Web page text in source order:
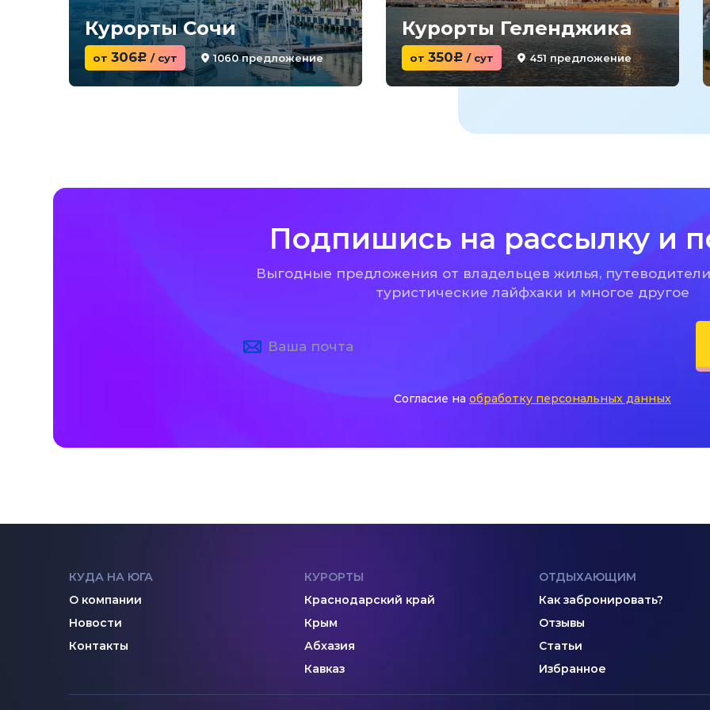
Курорты Сочи
от 306c / сут 1060 предложение
Курорты Геленджика
от 350c / сут 451 предложение
Подпишись на рассылку и
Выгодные предложения от владельцев жилья,
туристические лайфхаки и многое другое
Согласие на обработку персональных данных
КУДА НА ЮГА
О компании
Новости
Контакты
КУРОРТЫ
Краснодарский край
Крым
Абхазия
Кавказ
ОТДЫХАЮЩИМ
Как забронировать?
Отзывы
Статьи
Избранное